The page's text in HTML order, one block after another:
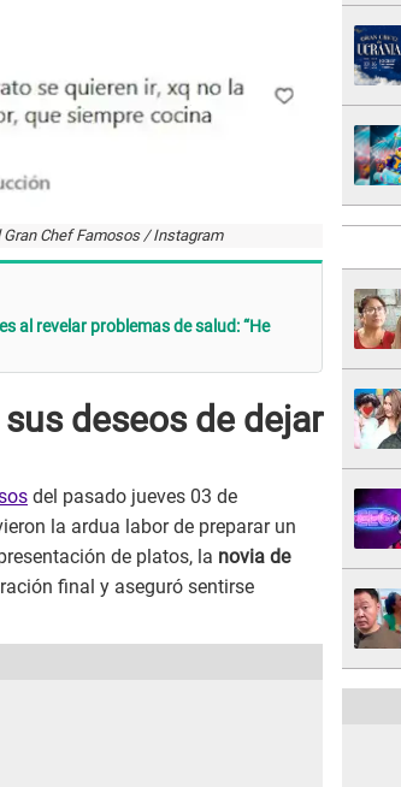
Gran Chef Famosos / Instagram
al revelar problemas de salud: “He
deseos de dejar
del pasado jueves 03 de
la ardua labor de preparar un
de platos, la novia de
final y aseguró sentirse